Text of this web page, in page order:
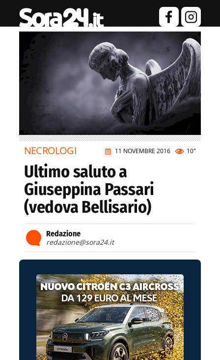
11 NOVEMBRE 2016 10"
NECROLOGI
Ultimo saluto a
Giuseppina Passari
(vedova Bellisario)
Redazione
redazione@sora24.it